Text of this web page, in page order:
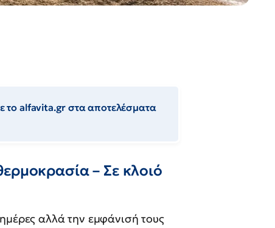
το alfavita.gr στα αποτελέσματα
– Σε κλοιό
αλλά την εμφάνισή τους